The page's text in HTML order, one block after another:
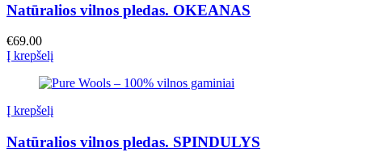
Natūralios vilnos pledas. OKEANAS
€69.00
Į krepšelį
Į krepšelį
Natūralios vilnos pledas. SPINDULYS